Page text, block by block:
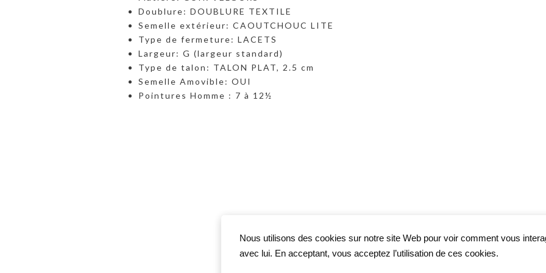
Doublure: DOUBLURE TEXTILE
Semelle extérieur: CAOUTCHOUC LITE
Type de fermeture: LACETS
Largeur: G (largeur standard)
Type de talon: TALON PLAT, 2.5 cm
Semelle Amovible: OUI
Pointures Homme : 7 à 12½
Nous utilisons des cookies sur notre site Web pour voir comment vous
avec lui. En acceptant, vous acceptez l’utilisation de ces cookies.